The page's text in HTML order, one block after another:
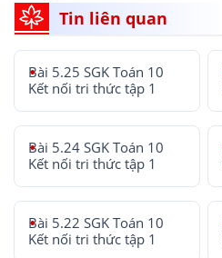
Tin liên quan
Bài 5.25 SGK Toán 10
Kết nối tri thức tập 1
Bài 5.24 SGK Toán 10
Kết nối tri thức tập 1
Bài 5.22 SGK Toán 10
Kết nối tri thức tập 1